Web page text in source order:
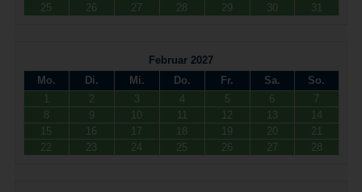
25
26 27 28 29 30 31
Februar 2027
Mo.
Di. Mi. Do. Fr. Sa.
So.
1
2 3 4 5 6
7
8
9 10 11 12 13
14
15
16 17 18 19 20
21
22
23 24 25 26 27 28